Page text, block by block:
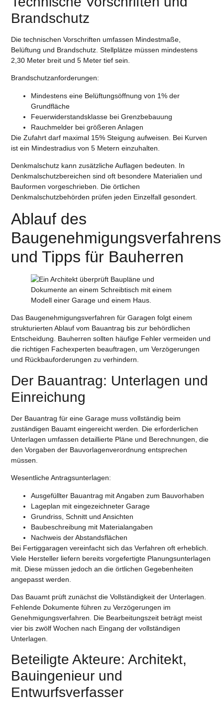
Brandschutz
Die technischen Vorschriften umfassen Mindestmaße,
Belüftung und Brandschutz. Stellplätze müssen mindestens
2,30 Meter breit und 5 Meter tief sein.
Brandschutzanforderungen:
Mindestens eine Belüftungsöffnung von 1% der
Grundfläche
Feuerwiderstandsklasse bei Grenzbebauung
Rauchmelder bei größeren Anlagen
Die Zufahrt darf maximal 15% Steigung aufweisen. Bei Kurven
ist ein Mindestradius von 5 Metern einzuhalten.
Denkmalschutz kann zusätzliche Auflagen bedeuten. In
Denkmalschutzbereichen sind oft besondere Materialien und
Bauformen vorgeschrieben. Die örtlichen
Denkmalschutzbehörden prüfen jeden Einzelfall gesondert.
Ablauf des
Baugenehmigungsverfahrens
und Tipps für Bauherren
Das Baugenehmigungsverfahren für Garagen folgt einem
strukturierten Ablauf vom Bauantrag bis zur behördlichen
Entscheidung. Bauherren sollten häufige Fehler vermeiden und
die richtigen Fachexperten beauftragen, um Verzögerungen
und Rückbauforderungen zu verhindern.
Der Bauantrag: Unterlagen und
Einreichung
Der Bauantrag für eine Garage muss vollständig beim
zuständigen Bauamt eingereicht werden. Die erforderlichen
Unterlagen umfassen detaillierte Pläne und Berechnungen, die
den Vorgaben der Bauvorlagenverordnung entsprechen
müssen.
Wesentliche Antragsunterlagen:
Ausgefüllter Bauantrag mit Angaben zum Bauvorhaben
Lageplan mit eingezeichneter Garage
Grundriss, Schnitt und Ansichten
Baubeschreibung mit Materialangaben
Nachweis der Abstandsflächen
Bei Fertiggaragen vereinfacht sich das Verfahren oft erheblich.
Viele Hersteller liefern bereits vorgefertigte Planungsunterlagen
mit. Diese müssen jedoch an die örtlichen Gegebenheiten
angepasst werden.
Das Bauamt prüft zunächst die Vollständigkeit der Unterlagen.
Fehlende Dokumente führen zu Verzögerungen im
Genehmigungsverfahren. Die Bearbeitungszeit beträgt meist
vier bis zwölf Wochen nach Eingang der vollständigen
Unterlagen.
Beteiligte Akteure: Architekt,
Bauingenieur und
Entwurfsverfasser